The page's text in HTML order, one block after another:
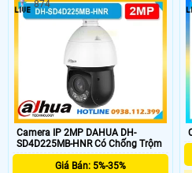
Camera IP 2MP DAHUA DH-
SD4D225MB-HNR Có Chống Trộm
Giá Bán: 5%-35%
874